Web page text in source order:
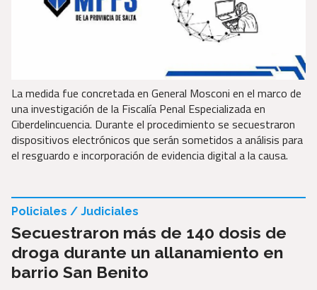
La medida fue concretada en General Mosconi en el marco de
una investigación de la Fiscalía Penal Especializada en
Ciberdelincuencia. Durante el procedimiento se secuestraron
dispositivos electrónicos que serán sometidos a análisis para
el resguardo e incorporación de evidencia digital a la causa.
Secuestraron más de 140 dosis de
droga durante un allanamiento en
barrio San Benito
Policiales / Judiciales